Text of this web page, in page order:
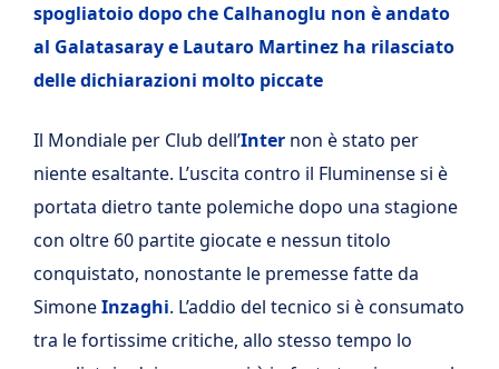
spogliatoio dopo che Calhanoglu non è andato
al Galatasaray e Lautaro Martinez ha rilasciato
delle dichiarazioni molto piccate
Il Mondiale per Club dell’Inter non è stato per
niente esaltante. L’uscita contro il Fluminense si è
portata dietro tante polemiche dopo una stagione
con oltre 60 partite giocate e nessun titolo
conquistato, nonostante le premesse fatte da
SimoneInzaghi. L’addio del tecnico si è consumato
tra le fortissime critiche, allo stesso tempo lo